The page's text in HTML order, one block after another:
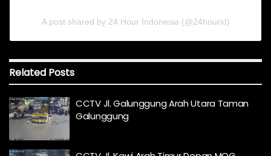
A post shared by 24 Hour Indonesia (@24hourid)
Related Posts
CCTV Jl. Galunggung Arah Utara Taman
Galunggung